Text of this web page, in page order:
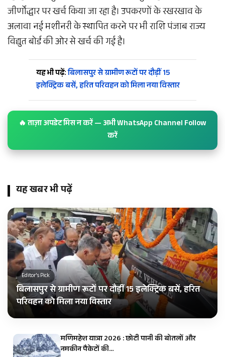
जीर्णोद्धार पर खर्च किया जा रहा है। उपकरणों के रखरखाव के
अलावा नई मशीनरी के स्थापित करने पर भी राशि पंजाब राज्य
विद्युत बोर्ड की ओर से खर्च की गई है।
यह भी पढ़ें:बिलासपुर से ग्रामीण रूटों पर दौड़ीं 15
इलेक्ट्रिक बसें, हरित परिवहन को मिला नया विस्तार
🔥 ताज़ा अपडेट मिस न करें — अभी WhatsApp Channel Follow
करें
यह खबर भी पढ़ें
Editor's Pick
बिलासपुर से ग्रामीण रूटों पर दौड़ीं 15 इलेक्ट्रिक बसें, हरित
परिवहन को मिला नया विस्तार
मणिमहेश यात्रा 2026 : छोटी पानी की बोतलों और
नमकीन पैकेटों की…